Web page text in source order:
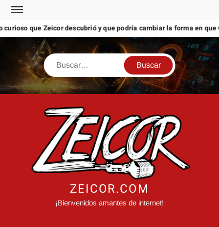
Saltar
contenidoque Zeicor descubrió y que podría cambiar la forma en que
Buscar
ZEICOR.COM
¡Bienvenidos amantes de internet!